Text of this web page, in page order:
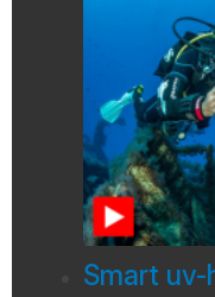
Smart uv-